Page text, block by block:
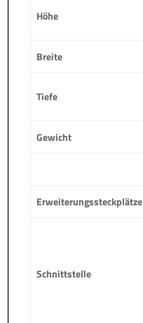
Höhe
Breite
Tiefe
Gewicht
Erweiterungssteckplätze
Schnittstelle